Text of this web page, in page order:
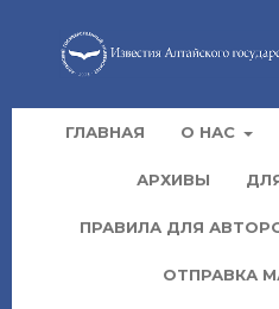
ГЛАВНАЯ О НАС
АРХИВЫ
ПРАВИЛА ДЛЯ
ОТПРАВКА